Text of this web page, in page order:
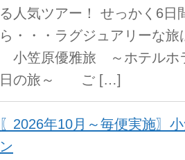
る人気ツアー！ せっかく6日
ら・・・ラグジュアリーな
小笠原優雅旅 ～ホテルホ
日の旅～ ご […]
〖2026年10月～毎便実施〗
ン